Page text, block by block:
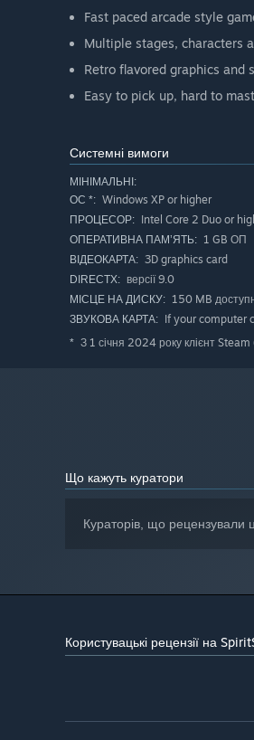
Fast paced arcade style
Multiple stages, characters
Retro flavored graphics and
Easy to pick up, hard to
Системні вимоги
МІНІМАЛЬНІ:
ОС *: Windows XP or higher
ПРОЦЕСОР: Intel Core 2 Duo or
ОПЕРАТИВНА ПАМ’ЯТЬ: 1 GB ОП
ВІДЕОКАРТА: 3D graphics card
DIRECTX: версії 9.0
МІСЦЕ НА ДИСКУ: 150 MB
ЗВУКОВА КАРТА: If your computer
* З 1 січня 2024 року клієнт
Що кажуть куратори
Кураторів, що рецензували
Користувацькі рецензії на